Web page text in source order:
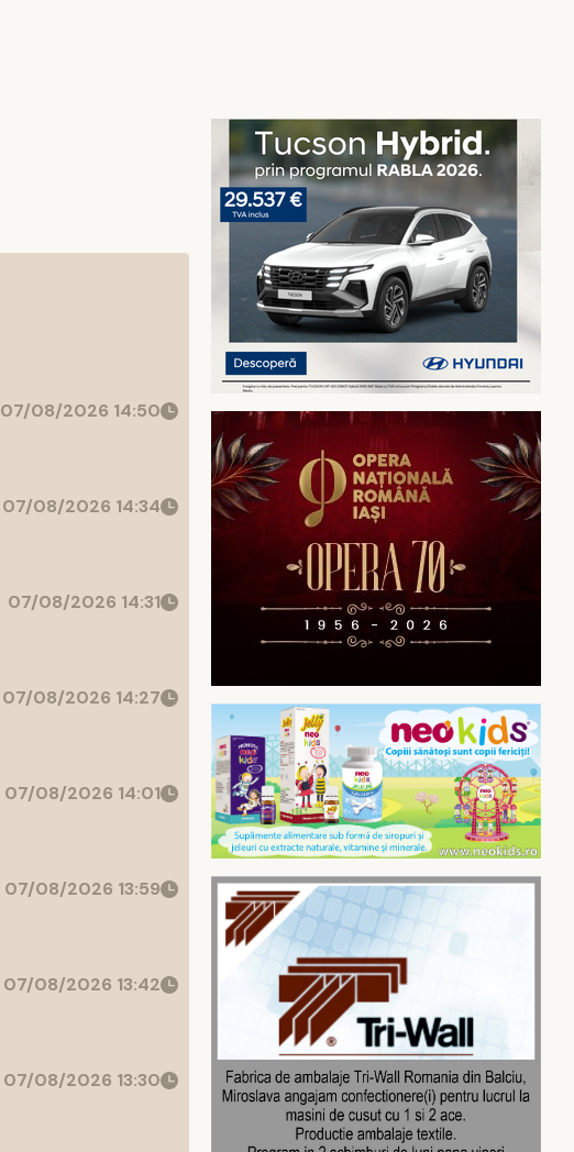
07/08/2026 14:50
07/08/2026 14:34
07/08/2026 14:31
07/08/2026 14:27
07/08/2026 14:01
07/08/2026 13:59
07/08/2026 13:42
07/08/2026 13:30